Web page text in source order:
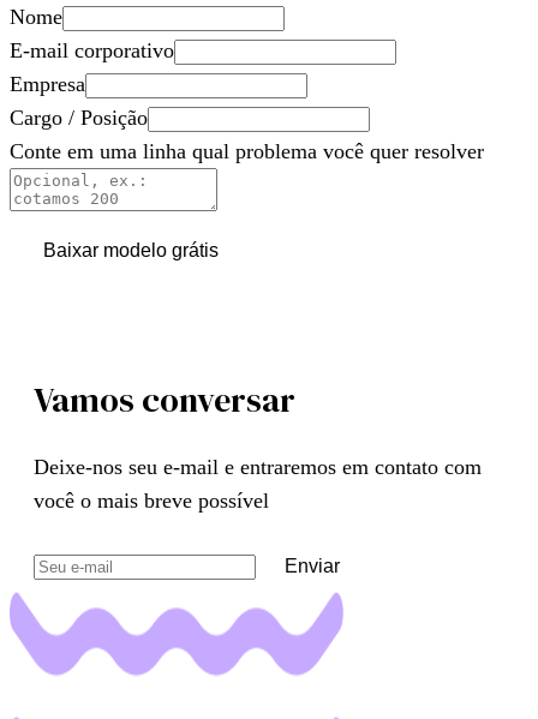
Nome
E-mail corporativo
Empresa
Cargo / Posição
Conte em uma linha qual problema você quer resolver
Baixar modelo grátis
Vamos conversar
Deixe-nos seu e-mail e entraremos em contato com
você o mais breve possível
Enviar